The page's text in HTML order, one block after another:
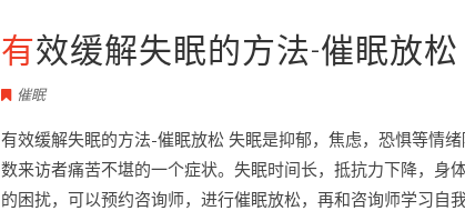
有效缓解失眠的方法-催眠放松
催眠
有效缓解失眠的方法-催眠放松 失眠是抑郁，焦虑，恐惧等情
数来访者痛苦不堪的一个症状。失眠时间长，抵抗力下降，身
的困扰，可以预约咨询师，进行催眠放松，再和咨询师学习自